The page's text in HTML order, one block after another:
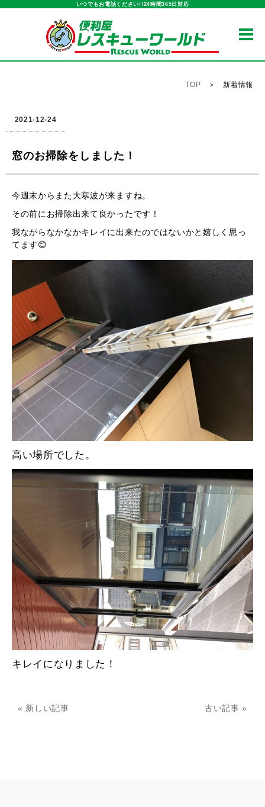
いつでもお電話ください!!24時間365日対応
TOP ＞ 新着情報
2021-12-24
窓のお掃除をしました！
今週末からまた大寒波が来ますね。
その前にお掃除出来て良かったです！
我ながらなかなかキレイに出来たのではないかと嬉しく思っ
てます😊
高い場所でした。
キレイになりました！
古い記事 »
« 新しい記事